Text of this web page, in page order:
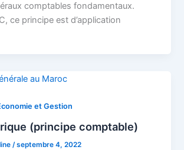
comptables fondamentaux.
ce principe est d’application
et Gestion
(principe comptable)
/septembre 4, 2022